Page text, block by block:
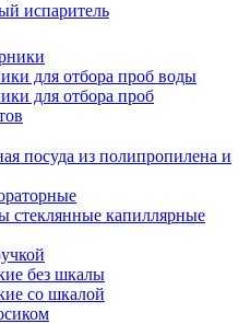
испаритель
для отбора проб воды
для отбора проб
посуда из полипропилена и
стеклянные капиллярные
без шкалы
со шкалой